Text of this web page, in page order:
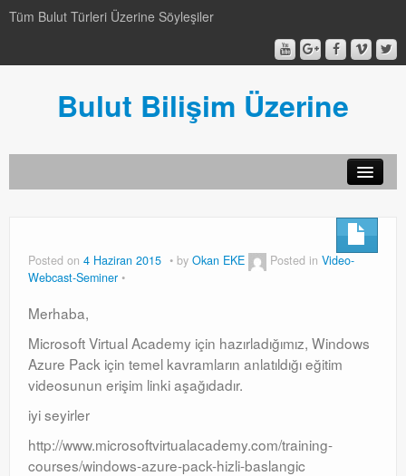
Tüm Bulut Türleri Üzerine Söyleşiler
Bulut Bilişim Üzerine
Genel
Genel
Video-Webcast-Seminer
Video-Webcast-Seminer
Windows Server Family
Windows Server Family
Posted on 4 Haziran 2015 by Okan EKE Posted in Video-
Webcast-Seminer
Merhaba,
Microsoft Virtual Academy için hazırladığımız, Windows
Azure Pack için temel kavramların anlatıldığı eğitim
videosunun erişim linki aşağıdadır.
iyi seyirler
http://www.microsoftvirtualacademy.com/training-
courses/windows-azure-pack-hizli-baslangic